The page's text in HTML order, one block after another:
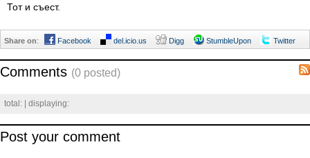
Тот и съест.
Share on: Facebook del.icio.us Digg StumbleUpon Twitter
Comments (0 posted)
total: | displaying:
Post your comment